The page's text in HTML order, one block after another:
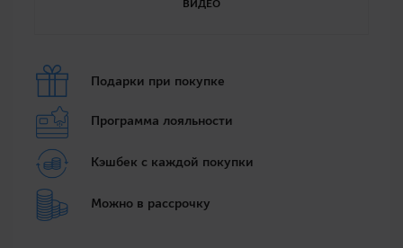
ВИДЕО
Подарки при покупке
Программа лояльности
Кэшбек с каждой покупки
Можно в рассрочку